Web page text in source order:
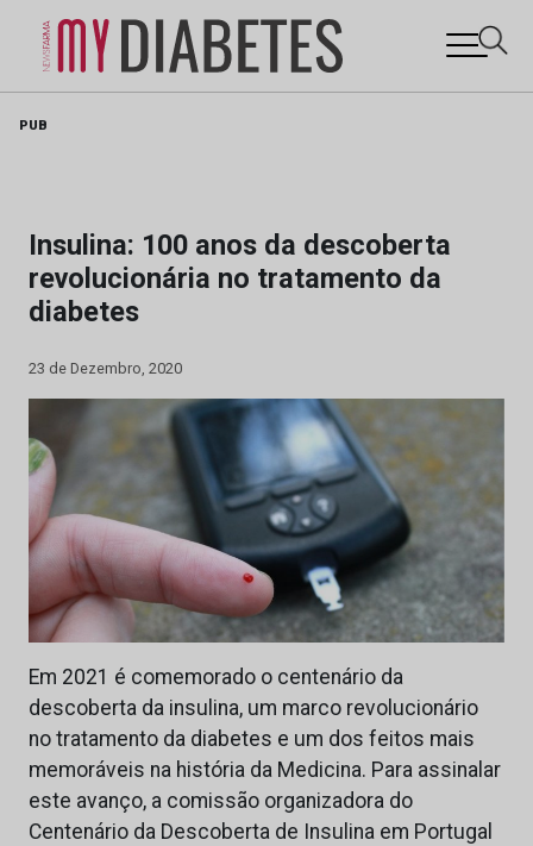
PUB
Insulina: 100 anos da descoberta
revolucionária no tratamento da
diabetes
23 de Dezembro, 2020
Em 2021 é comemorado o centenário da
descoberta da insulina, um marco revolucionário
no tratamento da diabetes e um dos feitos mais
memoráveis na história da Medicina. Para assinalar
este avanço, a comissão organizadora do
Centenário da Descoberta de Insulina em Portugal